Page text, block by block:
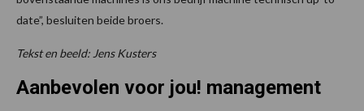
date”, besluiten beide broers.
Tekst en beeld: Jens Kusters
Aanbevolen voor jou! management